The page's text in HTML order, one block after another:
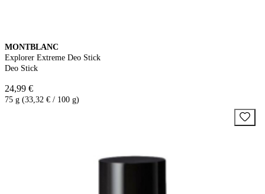
MONTBLANC
Explorer Extreme Deo Stick
Deo Stick
24,99 €
75 g (33,32 € / 100 g)